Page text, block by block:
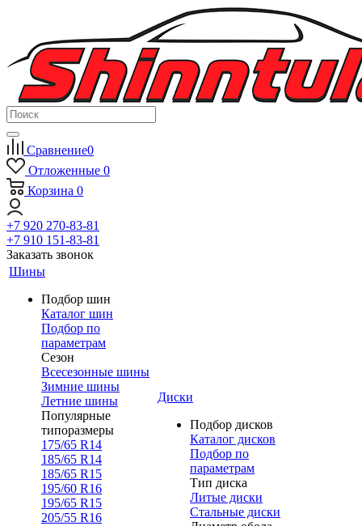
Сравнение0
Отложенные 0
Корзина 0
+7 920 270-83-81
+7 910 151-83-81
Заказать звонок
Шины
Подбор шин
Каталог шин
Подбор по
параметрам
Сезон
Всесезонные шины
Зимние шины
Летние шины
Популярные
типоразмеры
175/65 R14
185/65 R14
185/65 R15
195/60 R16
195/65 R15
205/55 R16
Диски
Подбор дисков
Каталог дисков
Подбор по
параметрам
Тип диска
Литые диски
Стальные диски